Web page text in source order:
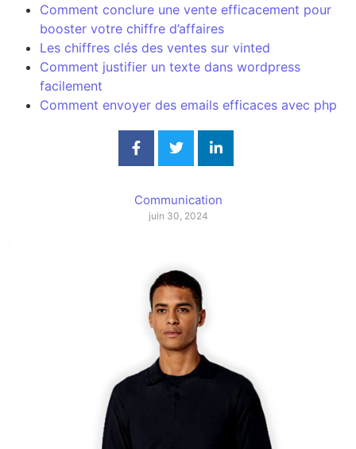
Comment conclure une vente efficacement pour
booster votre chiffre d’affaires
Les chiffres clés des ventes sur vinted
Comment justifier un texte dans wordpress
facilement
Comment envoyer des emails efficaces avec php
Communication
juin 30, 2024